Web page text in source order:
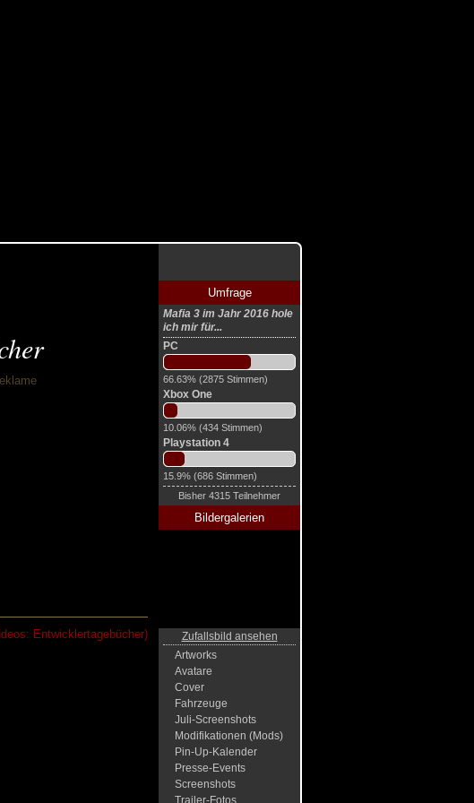
Umfrage
Mafia 3 im Jahr 2016 hole
ich mir für...
PC
66.63% (2875 Stimmen)
Xbox One
10.06% (434 Stimmen)
Playstation 4
15.9% (686 Stimmen)
Bisher 4315 Teilnehmer
Bildergalerien
Zufallsbild ansehen
Artworks
Avatare
Cover
Fahrzeuge
Juli-Screenshots
Modifikationen (Mods)
Pin-Up-Kalender
Presse-Events
Screenshots
Trailer-Fotos
Entwicklertagebücher)